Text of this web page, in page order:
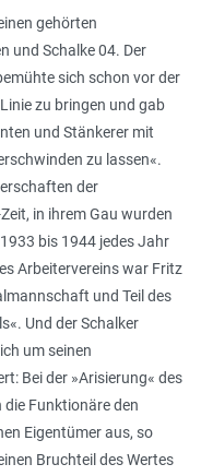
gehörten
und Schalke 04. Der
sich schon vor der
zu bringen und gab
und Stänkerer mit
zu lassen«.
der
in ihrem Gau wurden
bis 1944 jedes Jahr
Arbeitervereins war Fritz
und Teil des
Und der Schalker
um seinen
Bei der »Arisierung« des
Funktionäre den
Eigentümer aus, so
Bruchteil des Wertes